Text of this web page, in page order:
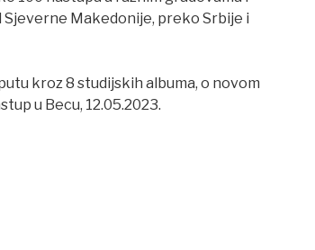
Sjeverne Makedonije, preko Srbije i
kroz 8 studijskih albuma, o novom
u Becu, 12.05.2023.